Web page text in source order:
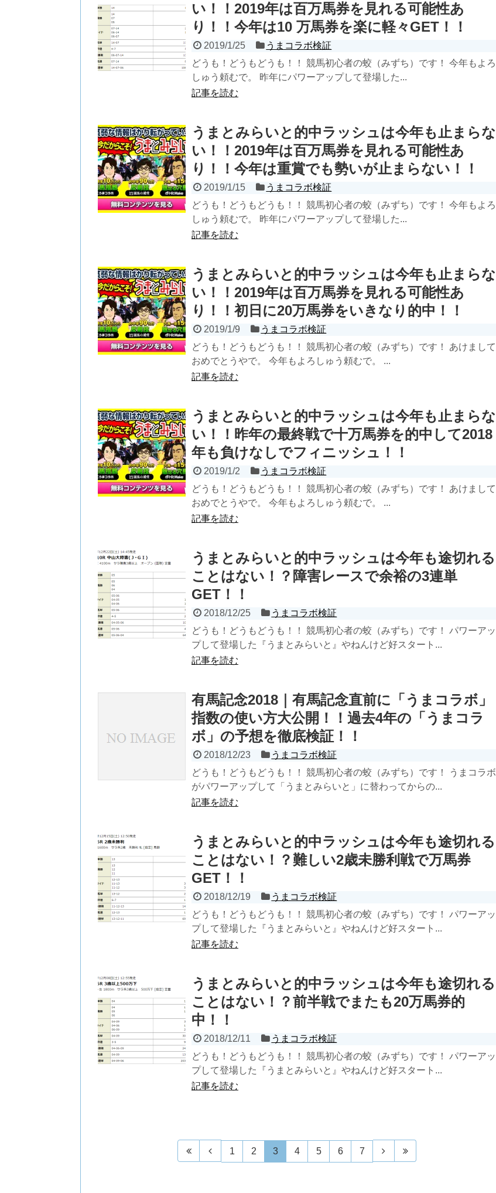
い！！2019年は百万馬券を見れる可能性あ
り！！今年は10 万馬券を楽に軽々GET！！
2019/1/25
うまコラボ検証
どうも！どうもどうも！！ 競馬初心者の蛟（みずち）です！ 今年もよろ
しゅう頼むで。 昨年にパワーアップして登場した...
記事を読む
うまとみらいと的中ラッシュは今年も止まらな
い！！2019年は百万馬券を見れる可能性あ
り！！今年は重賞でも勢いが止まらない！！
2019/1/15
うまコラボ検証
どうも！どうもどうも！！ 競馬初心者の蛟（みずち）です！ 今年もよろ
しゅう頼むで。 昨年にパワーアップして登場した...
記事を読む
うまとみらいと的中ラッシュは今年も止まらな
い！！2019年は百万馬券を見れる可能性あ
り！！初日に20万馬券をいきなり的中！！
2019/1/9
うまコラボ検証
どうも！どうもどうも！！ 競馬初心者の蛟（みずち）です！ あけまして
おめでとうやで。 今年もよろしゅう頼むで。 ...
記事を読む
うまとみらいと的中ラッシュは今年も止まらな
い！！昨年の最終戦で十万馬券を的中して2018
年も負けなしでフィニッシュ！！
2019/1/2
うまコラボ検証
どうも！どうもどうも！！ 競馬初心者の蛟（みずち）です！ あけまして
おめでとうやで。 今年もよろしゅう頼むで。 ...
記事を読む
うまとみらいと的中ラッシュは今年も途切れる
ことはない！？障害レースで余裕の3連単
GET！！
2018/12/25
うまコラボ検証
どうも！どうもどうも！！ 競馬初心者の蛟（みずち）です！ パワーアッ
プして登場した『うまとみらいと』やねんけど好スタート...
記事を読む
有馬記念2018｜有馬記念直前に「うまコラボ」
指数の使い方大公開！！過去4年の「うまコラ
ボ」の予想を徹底検証！！
2018/12/23
うまコラボ検証
どうも！どうもどうも！！ 競馬初心者の蛟（みずち）です！ うまコラボ
がパワーアップして「うまとみらいと」に替わってからの...
記事を読む
うまとみらいと的中ラッシュは今年も途切れる
ことはない！？難しい2歳未勝利戦で万馬券
GET！！
2018/12/19
うまコラボ検証
どうも！どうもどうも！！ 競馬初心者の蛟（みずち）です！ パワーアッ
プして登場した『うまとみらいと』やねんけど好スタート...
記事を読む
うまとみらいと的中ラッシュは今年も途切れる
ことはない！？前半戦でまたも20万馬券的
中！！
2018/12/11
うまコラボ検証
どうも！どうもどうも！！ 競馬初心者の蛟（みずち）です！ パワーアッ
プして登場した『うまとみらいと』やねんけど好スタート...
記事を読む
1 2 3 4 5 6 7